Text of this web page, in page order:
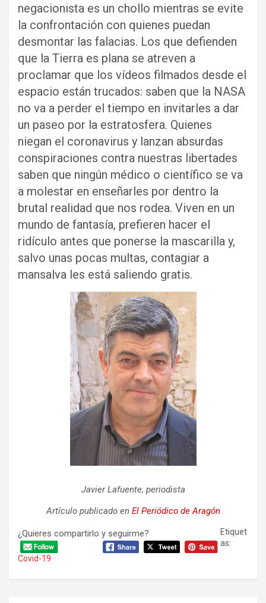
negacionista es un chollo mientras se evite
la confrontación con quienes puedan
desmontar las falacias. Los que defienden
que la Tierra es plana se atreven a
proclamar que los vídeos filmados desde el
espacio están trucados: saben que la NASA
no va a perder el tiempo en invitarles a dar
un paseo por la estratosfera. Quienes
niegan el coronavirus y lanzan absurdas
conspiraciones contra nuestras libertades
saben que ningún médico o científico se va
a molestar en enseñarles por dentro la
brutal realidad que nos rodea. Viven en un
mundo de fantasía, prefieren hacer el
ridículo antes que ponerse la mascarilla y,
salvo unas pocas multas, contagiar a
mansalva les está saliendo gratis.
Javier Lafuente, periodista
Artículo publicado en El Periódico de Aragón
¿Quieres compartirlo y seguirme?
Etiquet
as:
Covid-19